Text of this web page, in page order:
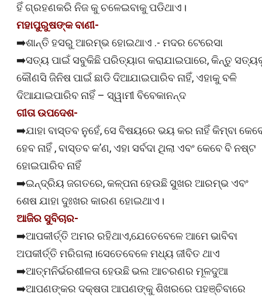
ହିଁ ଗ୍ରହଣକରି ନିଜ କୁ ଚଳେଇବାକୁ ପଡିଥାଏ।
ମହାପୁରୁଷଙ୍କ ବାଣୀ-
➡️ଶାନ୍ତି ହସରୁ ଆରମ୍ଭ ହୋଇଥାଏ .- ମଦର ଟେରେସା
➡️ସତ୍ୟ ପାଇଁ ସବୁକିଛି ପରିତ୍ୟାଗ କରାଯାଇପାରେ, କିନ୍ତୁ
କୌଣସି ଜିନିଷ ପାଇଁ ଛାଡି ଦିଆଯାଇପାରିବ ନାହିଁ, ଏହାକୁ ବଳି
ଦିଆଯାଇପାରିବ ନାହିଁ – ସ୍ୱାମୀ ବିବେକାନନ୍ଦ
ଗୀତା ଉପଦେଶ-
➡️ଯାହା ବାସ୍ତବ ନୁହେଁ, ସେ ବିଷୟରେ ଭୟ କର ନାହିଁ କିମ୍ବା
ହେବ ନାହିଁ , ବାସ୍ତବ କ’ଣ, ଏହା ସର୍ବଦା ଥିଲା ଏବଂ କେବେ ବି ନଷ୍ଟ
ହୋଇପାରିବ ନାହିଁ
➡️ଇନ୍ଦ୍ରିୟ ଜଗତରେ, କଳ୍ପନା ହେଉଛି ସୁଖର ଆରମ୍ଭ ଏବଂ
ଶେଷ ଯାହା ଦୁଃଖର କାରଣ ହୋଇଥାଏ।
ଆଜିର ସୁବିଚାର-
➡️ଆପକୀର୍ତ୍ତି ଅମର ରହିଥାଏ,ଯେତେବେଳେ ଆମେ ଭାବିବା
ଅପକୀର୍ତ୍ତି ମରିଗଲା।ସେତେବେଳେ ମଧ୍ୟ ଜୀବିତ ଥାଏ
➡️ଆତ୍ମନିର୍ଭରଶୀଳତା ହେଉଛି ଭଲ ଆଚରଣର ମୂଳଦୁଆ
➡️ଆପଣଙ୍କର ଦକ୍ଷତା ଆପଣଙ୍କୁ ଶିଖରରେ ପହଞ୍ଚିବାରେ